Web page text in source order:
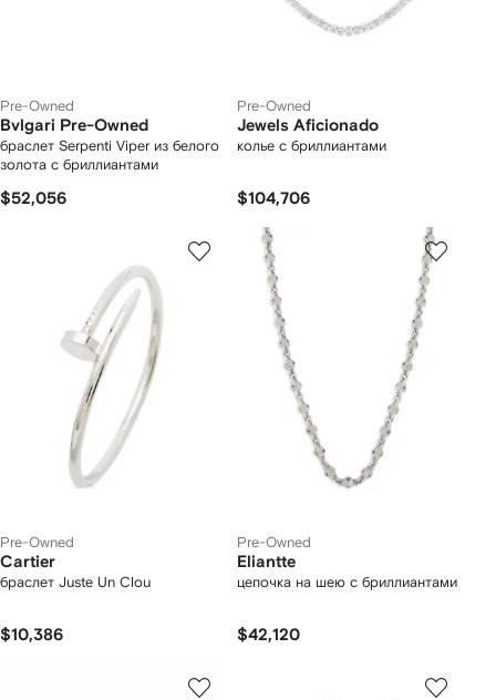
Pre-Owned
Bvlgari Pre-Owned
браслет Serpenti Viper из белого
золота с бриллиантами
$52,056
Pre-Owned
Jewels Aficionado
колье с бриллиантами
$104,706
Pre-Owned
Cartier
браслет Juste Un Clou
$10,386
Pre-Owned
Eliantte
цепочка на шею с бриллиантами
$42,120